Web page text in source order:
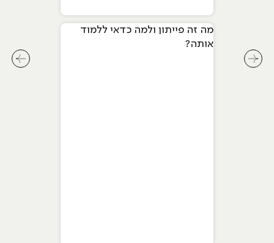
מה זה פייתון ולמה כדאי ללמוד
אותה?
לחץ לחץ לשיקופית קודמת בסליידר מאמרים